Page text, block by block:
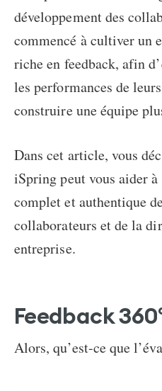
développement des
commencé à cultiver un
riche en feedback, afin
les performances de
construire une équipe
Dans cet article, vous
iSpring peut vous aider
complet et authentique
collaborateurs et de la
entreprise.
Feedback
Alors, qu’est-ce que